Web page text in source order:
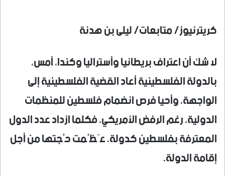
كريترنيوز/ متابعات/ ليلى بن هدنة
لا شك أن اعتراف بريطانيا وأستراليا وكندا، أمس،
بالدولة الفلسطينية أعاد القضية الفلسطينية إلى
الواجهة، وأحيا فرص انضمام فلسطين للمنظمات
الدولية، رغم الرفض الأمريكي، فكلما ازداد عدد الدول
المعترفة بفلسطين كدولة، عَظُمت حُجتها من أجل
إقامة الدولة.